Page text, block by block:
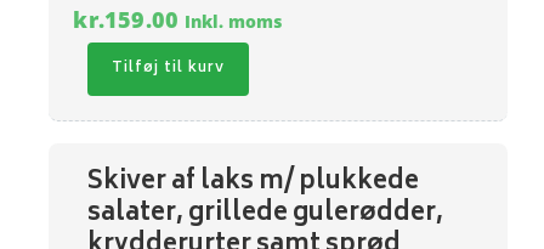
kr.159.00 Inkl. moms
Tilføj til kurv
Skiver af laks m/ plukkede
salater, grillede gulerødder,